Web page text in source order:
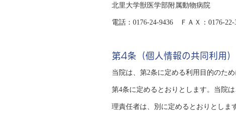
北里大学獣医学部附属動物病院
電話：0176-24-9436 ＦＡＸ：0176-22-
第4条（個人情報の共同利用）
当院は、第2条に定める利用目的のた
第4条に定めるとおりとします。当院
理責任者は、別に定めるとおりとしま